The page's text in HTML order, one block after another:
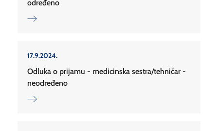
određeno
17.9.2024.
Odluka o prijamu - medicinska sestra/tehničar -
neodređeno